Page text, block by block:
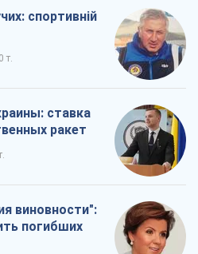
спортивній
т.
ставка
ракет
виновности":
погибших